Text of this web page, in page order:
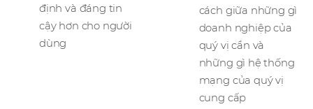
định và đáng tin
cậy hơn cho người
dùng
cách giữa những gì
doanh nghiệp của
quý vị cần và
những gì hệ thống
mạng của quý vị
cung cấp